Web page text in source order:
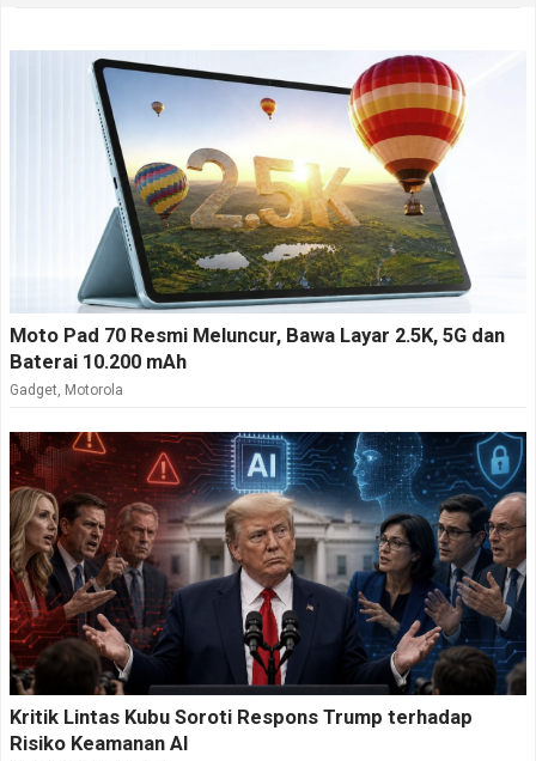
Moto Pad 70 Resmi Meluncur, Bawa Layar 2.5K, 5G dan
Baterai 10.200 mAh
Gadget Motorola
Kritik Lintas Kubu Soroti Respons Trump terhadap
Risiko Keamanan AI